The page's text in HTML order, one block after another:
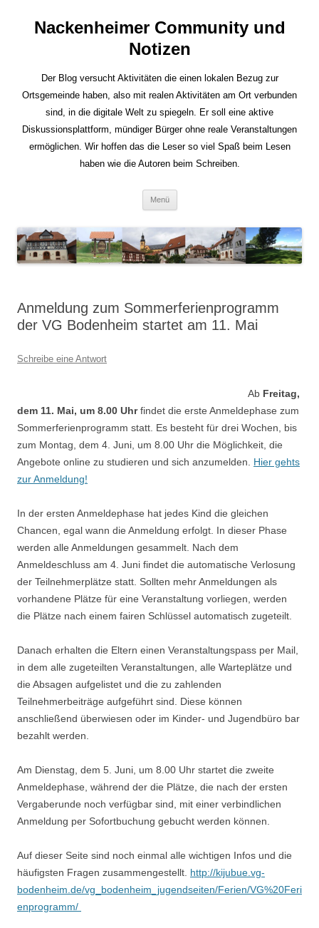
Nackenheimer Community und
Notizen
Der Blog versucht Aktivitäten die einen lokalen Bezug zur
Ortsgemeinde haben, also mit realen Aktivitäten am Ort verbunden
sind, in die digitale Welt zu spiegeln. Er soll eine aktive
Diskussionsplattform, mündiger Bürger ohne reale Veranstaltungen
ermöglichen. Wir hoffen das die Leser so viel Spaß beim Lesen
haben wie die Autoren beim Schreiben.
Menü
Anmeldung zum Sommerferienprogramm
der VG Bodenheim startet am 11. Mai
Schreibe eine Antwort
Ab Freitag,
dem 11. Mai, um 8.00 Uhrfindet die erste Anmeldephase zum
Sommerferienprogramm statt. Es besteht für drei Wochen, bis
zum Montag, dem 4. Juni, um 8.00 Uhr die Möglichkeit, die
Angebote online zu studieren und sich anzumelden. Hier gehts
zur Anmeldung!
In der ersten Anmeldephase hat jedes Kind die gleichen
Chancen, egal wann die Anmeldung erfolgt. In dieser Phase
werden alle Anmeldungen gesammelt. Nach dem
Anmeldeschluss am 4. Juni findet die automatische Verlosung
der Teilnehmerplätze statt. Sollten mehr Anmeldungen als
vorhandene Plätze für eine Veranstaltung vorliegen, werden
die Plätze nach einem fairen Schlüssel automatisch zugeteilt.
Danach erhalten die Eltern einen Veranstaltungspass per Mail,
in dem alle zugeteilten Veranstaltungen, alle Warteplätze und
die Absagen aufgelistet und die zu zahlenden
Teilnehmerbeiträge aufgeführt sind. Diese können
anschließend überwiesen oder im Kinder- und Jugendbüro bar
bezahlt werden.
Am Dienstag, dem 5. Juni, um 8.00 Uhr startet die zweite
Anmeldephase, während der die Plätze, die nach der ersten
Vergaberunde noch verfügbar sind, mit einer verbindlichen
Anmeldung per Sofortbuchung gebucht werden können.
Auf dieser Seite sind noch einmal alle wichtigen Infos und die
häufigsten Fragen zusammengestellt. http://kijubue.vg-
bodenheim.de/vg_bodenheim_jugendseiten/Ferien/VG%20Feri
enprogramm/